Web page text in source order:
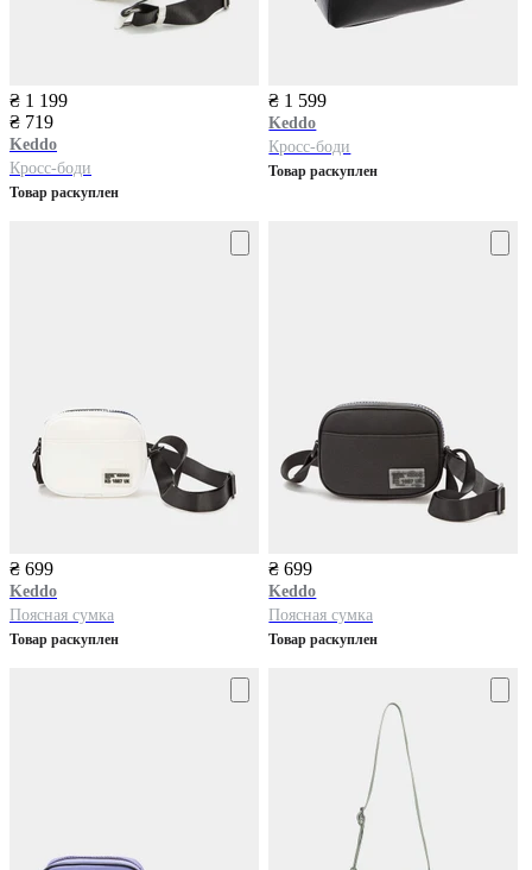
₴ 1 199
₴ 719
Keddo
Кросс-боди
Товар раскуплен
₴ 1 599
Keddo
Кросс-боди
Товар раскуплен
₴ 699
Keddo
Поясная сумка
Товар раскуплен
₴ 699
Keddo
Поясная сумка
Товар раскуплен